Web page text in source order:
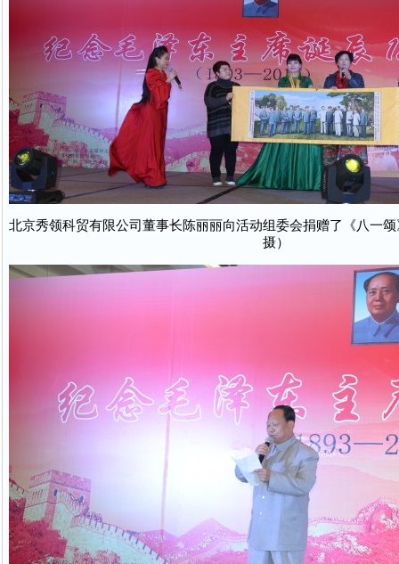
北京秀领科贸有限公司董事长陈丽丽向活动组委会捐赠了《八一
摄）